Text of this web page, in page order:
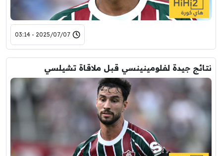
2025/07/07 - 03:14
نتائج جيدة لفلومينينسي قبل ملاقاة تشيلسي